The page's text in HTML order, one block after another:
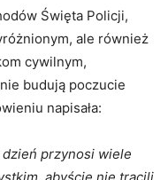
Święta Policji,
ale również
cywilnym,
budują poczucie
napisała:
przynosi wiele